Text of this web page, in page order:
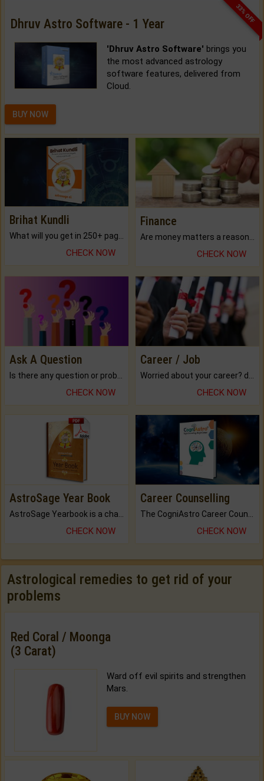
33% OFF
Dhruv Astro Software - 1 Year
'Dhruv Astro Software' brings you
the most advanced astrology
software features, delivered from
Cloud.
BUY NOW
Brihat Kundli
CHECK NOW
Finance
CHECK NOW
Ask A Question
Is there any question or problem lingering.
CHECK NOW
Career / Job
Worried about your career? don't know what is.
CHECK NOW
AstroSage Year Book
AstroSage Yearbook is a channel to fulfill your dreams and destiny.
CHECK NOW
Career Counselling
The CogniAstro Career Counselling Report is the most comprehensive report available on this topic.
CHECK NOW
Astrological remedies to get rid of your
problems
Red Coral / Moonga
(3 Carat)
Ward off evil spirits and strengthen
Mars.
BUY NOW